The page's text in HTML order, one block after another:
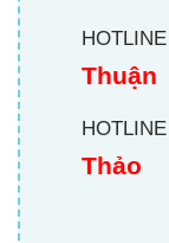
Thuận
Thảo